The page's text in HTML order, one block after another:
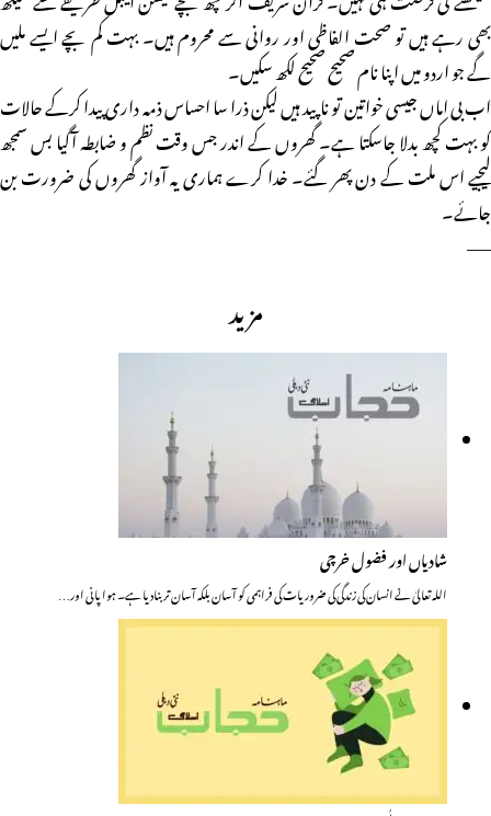
بھی رہے ہیں تو صحت الفاظی اور روانی سے محروم ہیں۔ بہت کم بچے ایسے ملیں
گے جو اردو میں اپنا نام صحیح صحیح لکھ سکیں۔
اب بی اماں جیسی خواتین تو ناپید ہیں لیکن ذرا سا احساس ذمہ داری پیدا کرکے حالات
کو بہت کچھ بدلا جاسکتا ہے۔ گھروں کے اندر جس وقت نظم و ضابطہ آگیا بس سمجھ
لیجیے اس ملت کے دن پھر گئے۔ خدا کرے ہماری یہ آواز گھروں کی ضرورت بن
جائے۔
——
مزید
شادیاں اور فضول خرچی
اللہ تعالیٰ نے انسان کی زندگی کی ضروریات کی فراہمی کو آسان بلکہ آسان تر بنادیا ہے۔ ہوا پانی اور…